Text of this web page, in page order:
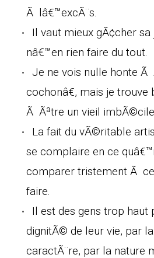
Ã lâ€™excÃ¨s.
Il vaut mieux gÃ¢cher sa
nâ€™en rien faire du tout.
Je ne vois nulle honte
cochonâ€, mais je
Ã Ãªtre un vieil
La fait du vÃ©ritable
se complaire en ce
comparer tristement Ã
faire.
Il est des gens trop
dignitÃ© de leur vie, par
caractÃ¨re, par la nature